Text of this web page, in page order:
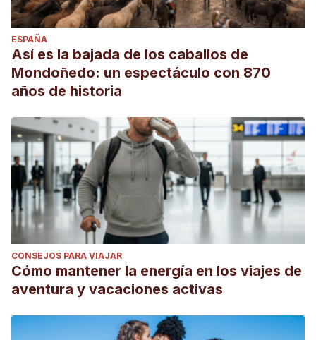
ESPAÑA
Así es la bajada de los caballos de
Mondoñedo: un espectáculo con 870
años de historia
CONSEJOS PARA VIAJAR
Cómo mantener la energía en los viajes de
aventura y vacaciones activas